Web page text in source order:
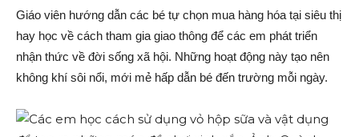
Giáo viên hướng dẫn các bé tự chọn mua hàng hóa tại siêu thị
hay học về cách tham gia giao thông để các em phát triển
nhận thức về đời sống xã hội. Những hoạt động này tạo nên
không khí sôi nổi, mới mẻ hấp dẫn bé đến trường mỗi ngày.